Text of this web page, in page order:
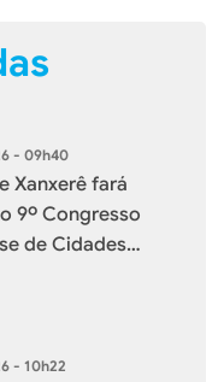
- 09h40
Xanxerê fará
9º Congresso
de Cidades
- 10h22